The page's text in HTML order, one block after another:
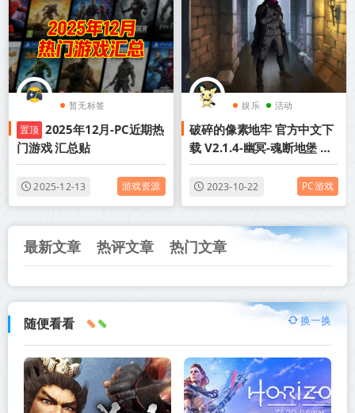
暂无标签
置顶 2025年12月-PC近期热
门游戏 汇总贴
2025-12-13 游戏资源
娱乐 活动
破碎的像素地牢 官方中文下
载 V2.1.4-幽冥-魂断地堡 网
盘下载
2023-10-22 PC游戏
最新文章 热评文章 热门文章
随便看看 换一换